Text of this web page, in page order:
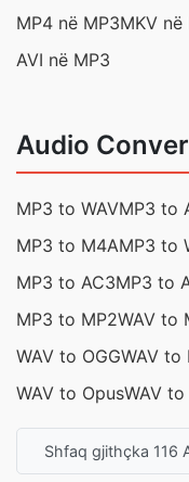
MP4 në MP3MKV në
AVI në MP3
Audio
MP3 to WAVMP3 to
MP3 to M4AMP3 to
MP3 to AC3MP3 to
MP3 to MP2WAV to
WAV to OGGWAV to
WAV to OpusWAV to
Shfaq gjithçka 116